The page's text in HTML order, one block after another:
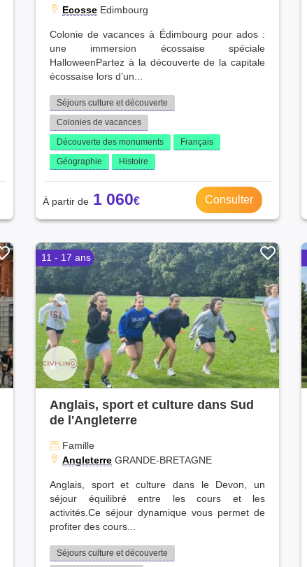
Ecosse Edimbourg
Colonie de vacances à Édimbourg pour ados :
une immersion écossaise spéciale
HalloweenPartez à la découverte de la capitale
écossaise lors d’un...
Séjours culture et découverte
Colonies de vacances
Découverte des monuments
Français
Géographie
Histoire
1 060 Consulter
11 - 17 ans
Anglais, sport et culture dans Sud
de l'Angleterre
Famille
Angleterre GRANDE-BRETAGNE
Anglais, sport et culture dans le Devon, un
séjour équilibré entre les cours et les
activités.Ce séjour dynamique vous permet de
profiter des cours...
Séjours culture et découverte